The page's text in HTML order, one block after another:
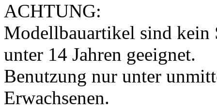
ACHTUNG:
Modellbauartikel sind
unter 14 Jahren geeignet.
Benutzung nur unter
Erwachsenen.